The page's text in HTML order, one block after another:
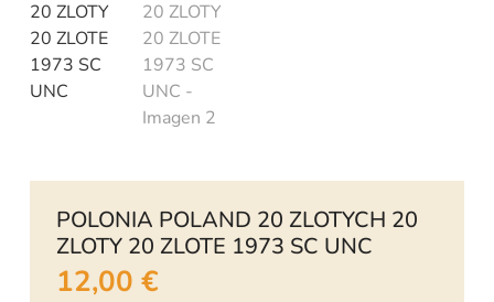
POLONIA POLAND 20 ZLOTYCH 20
ZLOTY 20 ZLOTE 1973 SC UNC
12,00 €